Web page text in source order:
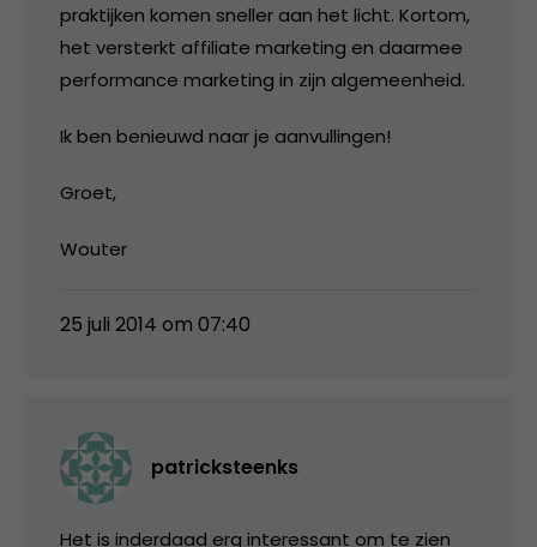
praktijken komen sneller aan het licht. Kortom,
het versterkt affiliate marketing en daarmee
performance marketing in zijn algemeenheid.
Ik ben benieuwd naar je aanvullingen!
Groet,
Wouter
25 juli 2014 om 07:40
patricksteenks
Het is inderdaad erg interessant om te zien